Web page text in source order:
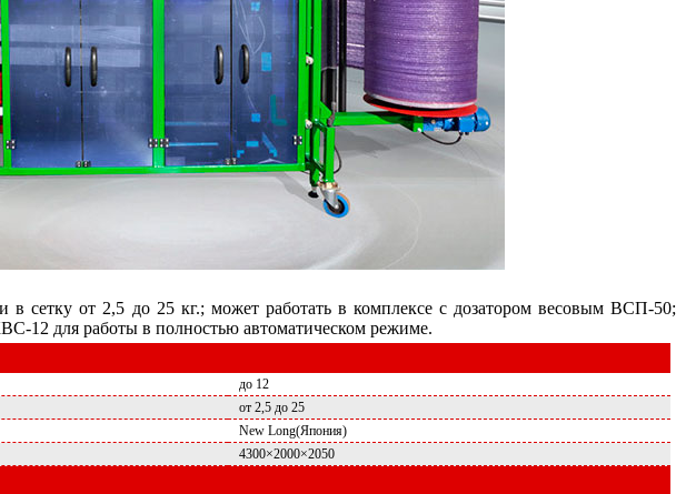
сетку от 2,5 до 25 кг.; может работать в комплексе с дозатором весовым ВСП-50;
12 для работы в полностью автоматическом режиме.
до 12
от 2,5 до 25
New Long(Япония)
4300×2000×2050